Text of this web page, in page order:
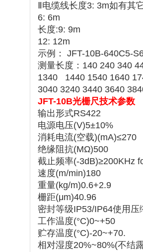
Ⅱ电缆线长度3: 3m如有其
6: 6m
长度:9: 9m
12: 12m
示例： JFT-10B-640C5-
测量长度：140 240 340
1340 1440 1540 1640
3040 3240 3440 3640
JFT-10B光栅尺技术参数
输出形式RS422
电源电压(V)5±10%
消耗电流(空载)(mA)≤270
绝缘阻抗(MΩ)500
截止频率(-3dB)≥200KHz
速度(m/min)180
重量(kg/m)0.6+2.9
栅距(μm)40.96
密封等级IP53/IP64使用压
工作温度(°C)0~+50
贮存温度(°C)-20~+70.
相对湿度20%~80%(不结